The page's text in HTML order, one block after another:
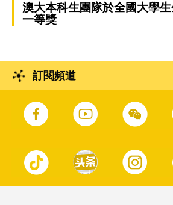
澳大本科生團隊於全國大學
一等獎
訂閱頻道